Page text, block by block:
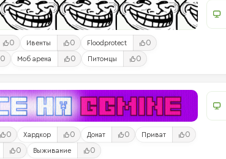
0 Ивенты 0 Floodprotect 0
0 Моб арена 0 Питомцы 0
0 Хардкор 0 Донат 0 Приват 0
0 Выживание 0